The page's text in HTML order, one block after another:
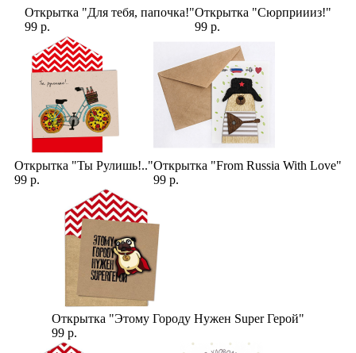
Открытка "Для тебя, папочка!"
99 р.
Открытка "Сюрприииз!"
99 р.
Открытка "Ты Рулишь!.."
99 р.
Открытка "From Russia With Love"
99 р.
Открытка "Этому Городу Нужен Super Герой"
99 р.